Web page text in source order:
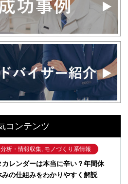
コンテンツ
析・情報収集, モノづくり系情報
カレンダーは本当に辛い？年間休
みの仕組みをわかりやすく解説